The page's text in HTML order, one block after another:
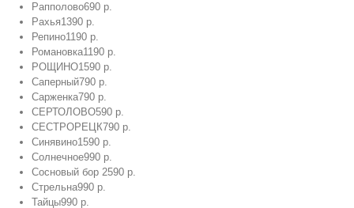
Рапполово690 р.
Рахья1390 р.
Репино1190 р.
Романовка1190 р.
РОЩИНО1590 р.
Саперный790 р.
Сарженка790 р.
СЕРТОЛОВО590 р.
СЕСТРОРЕЦК790 р.
Синявино1590 р.
Солнечное990 р.
Сосновый бор 2590 р.
Стрельна990 р.
Тайцы990 р.